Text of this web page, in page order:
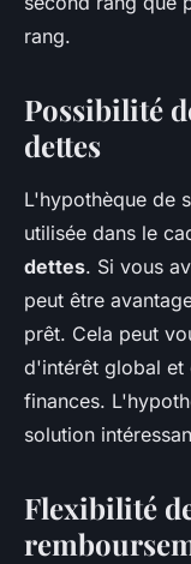
rang.
Possibilité
dettes
L'hypothèque de
utilisée dans le
dettes. Si vous
peut être
prêt. Cela peut
d'intérêt global et
finances.
solution
Flexibilité